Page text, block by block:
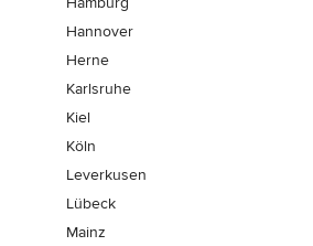
Hannover
Herne
Karlsruhe
Kiel
Köln
Leverkusen
Lübeck
Mainz